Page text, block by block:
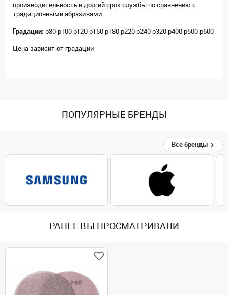
производительность и долгий срок службы по сравнению с
традиционными абразивами.
Градации: p80 p100 p120 p150 p180 p220 p240 p320 p400 p500 p600
Цена зависит от градации
ПОПУЛЯРНЫЕ БРЕНДЫ
Все бренды
РАНЕЕ ВЫ ПРОСМАТРИВАЛИ